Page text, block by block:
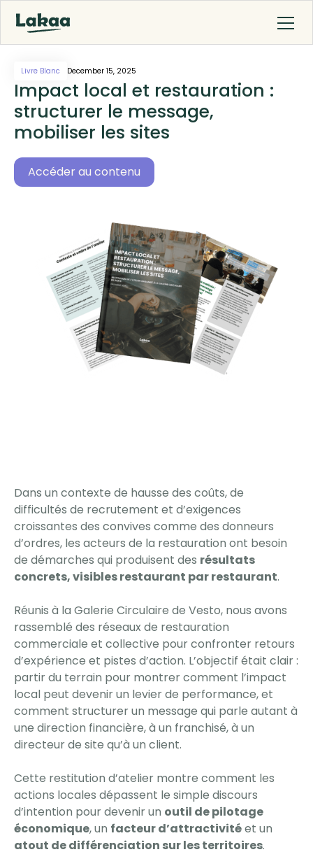
Livre Blanc December 15, 2025
Impact local et restauration :
structurer le message,
mobiliser les sites
Accéder au contenu
Dans un contexte de hausse des coûts, de
difficultés de recrutement et d’exigences
croissantes des convives comme des donneurs
d’ordres, les acteurs de la restauration ont besoin
de démarches qui produisent des résultats
concrets, visibles restaurant par restaurant.
Réunis à la Galerie Circulaire de Vesto, nous avons
rassemblé des réseaux de restauration
commerciale et collective pour confronter retours
d’expérience et pistes d’action. L’objectif était clair :
partir du terrain pour montrer comment l’impact
local peut devenir un levier de performance, et
comment structurer un message qui parle autant à
une direction financière, à un franchisé, à un
directeur de site qu’à un client.
Cette restitution d’atelier montre comment les
actions locales dépassent le simple discours
d’intention pour devenir un outil de pilotage
économique, un facteur d’attractivitéet un
atout de différenciation sur les territoires.